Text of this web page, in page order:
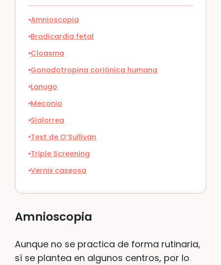
Amnioscopia
Bradicardia fetal
Cloasma
Gonadotropina coriónica humana
Lanugo
Meconio
Sialorrea
Test de O’Sullivan
Triple Screening
Vernix caseosa
Amnioscopia
Aunque no se practica de forma rutinaria,
sí se plantea en algunos centros, por lo